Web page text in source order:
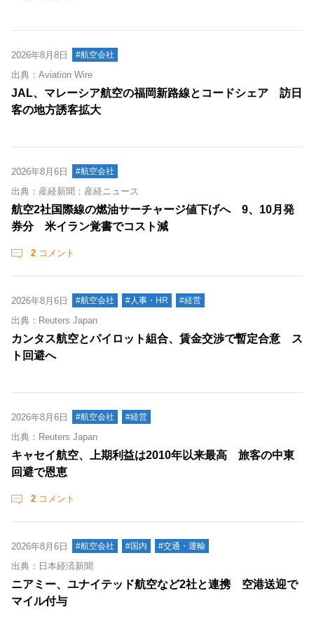
2026年8月8日 #航空会社
出典：Aviation Wire
JAL、マレーシア航空の福岡新路線とコードシェア 訪日
客の地方誘客拡大
2026年8月6日 #航空会社
出典：産経新聞：産経ニュース
航空2社国際線の燃油サーチャージ値下げへ 9、10月発
券分 米イラン覚書でコスト減
2 コメント
2026年8月6日 #航空会社 #人事・HR #経営
出典：Reuters Japan
カンタス航空とパイロット組合、賃金交渉で暫定合意 ス
ト回避へ
2026年8月6日 #航空会社 #経営
出典：Reuters Japan
キャセイ航空、上期利益は2010年以来最高 旅客の中東
回避で恩恵
2 コメント
2026年8月6日 #航空会社 #国内 #交通・運輸
出典：日本経済新聞
ニアミー、ユナイテッド航空など2社と連携 空港送迎で
マイル付与